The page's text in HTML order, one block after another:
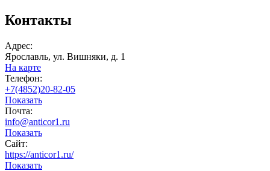
Контакты
Адрес:
Ярославль, ул. Вишняки, д. 1
На карте
Телефон:
+7(4852)20-82-05
Показать
Почта:
info@anticor1.ru
Показать
Сайт:
https://anticor1.ru/
Показать